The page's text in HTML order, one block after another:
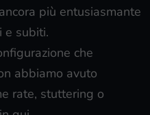
più entusiasmante
e subiti.
che
abbiamo avuto
rate, stuttering o